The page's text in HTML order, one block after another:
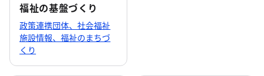
福祉の基盤づくり
政策連携団体、社会福祉
施設情報、福祉のまちづ
くり